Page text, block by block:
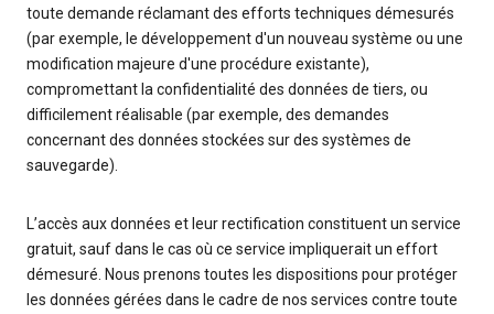
toute demande réclamant des efforts techniques démesurés
(par exemple, le développement d'un nouveau système ou une
modification majeure d'une procédure existante),
compromettant la confidentialité des données de tiers, ou
difficilement réalisable (par exemple, des demandes
concernant des données stockées sur des systèmes de
sauvegarde).
L’accès aux données et leur rectification constituent un service
gratuit, sauf dans le cas où ce service impliquerait un effort
démesuré. Nous prenons toutes les dispositions pour protéger
les données gérées dans le cadre de nos services contre toute